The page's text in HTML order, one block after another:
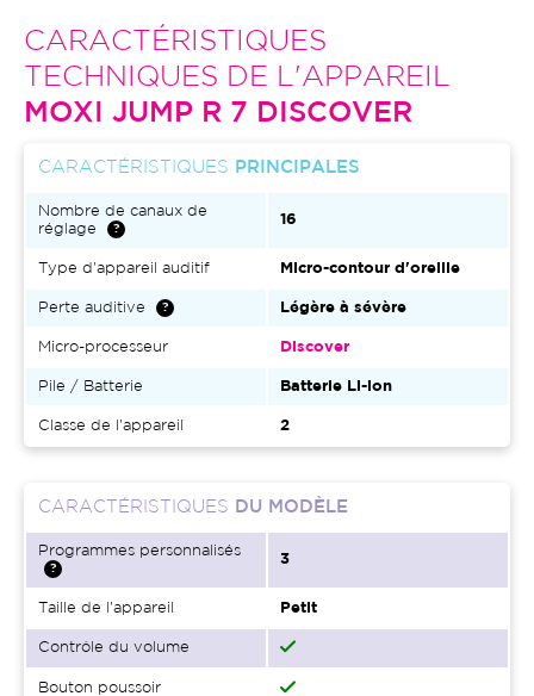
CARACTÉRISTIQUES
TECHNIQUES DE L'APPAREIL
MOXI JUMP R 7 DISCOVER
CARACTÉRISTIQUES PRINCIPALES
Nombre de canaux de
réglage
16
Type d'appareil auditif Micro-contour d'oreille
Perte auditive Légère à sévère
Micro-processeur Discover
Pile / Batterie Batterie Li-ion
Classe de l'appareil 2
CARACTÉRISTIQUES DU MODÈLE
Programmes personnalisés
3
Taille de l'appareil Petit
Contrôle du volume
Bouton poussoir